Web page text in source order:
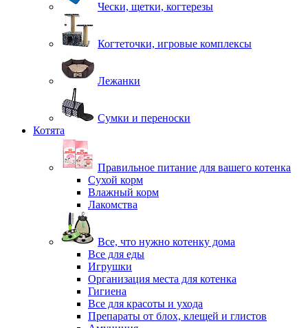
Чески, щетки, когтерезы
Когтеточки, игровые комплексы
Лежанки
Сумки и переноски
Котята
Правильное питание для вашего котенка
Сухой корм
Влажный корм
Лакомства
Все, что нужно котенку дома
Все для еды
Игрушки
Организация места для котенка
Гигиена
Все для красоты и ухода
Препараты от блох, клещей и глистов